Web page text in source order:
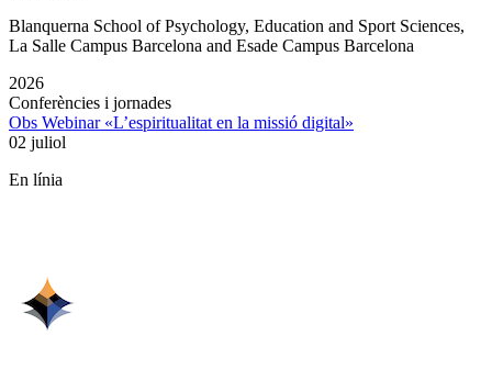
Blanquerna School of Psychology, Education and Sport Sciences,
La Salle Campus Barcelona and Esade Campus Barcelona
2026
Conferències i jornades
Obs Webinar «L’espiritualitat en la missió digital»
02 juliol
En línia